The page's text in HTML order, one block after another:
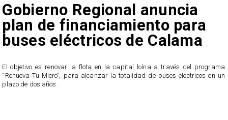
Gobierno Regional anuncia
plan de financiamiento para
buses eléctricos de Calama
El objetivo es renovar la flota en la capital loína a través del programa
“Renueva Tu Micro”, para alcanzar la totalidad de buses eléctricos en un
plazo de dos años.